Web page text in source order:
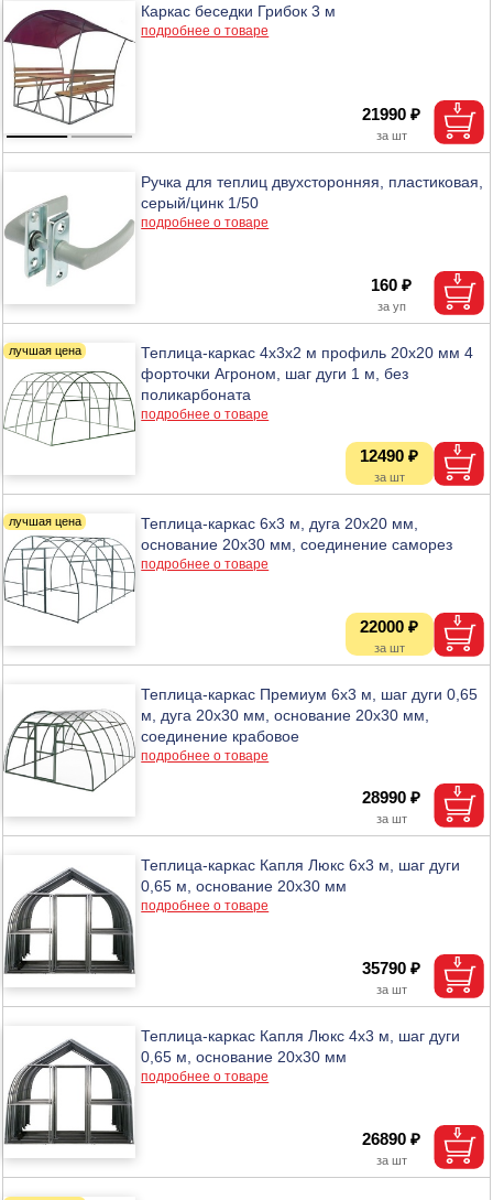
Каркас беседки Грибок 3 м
подробнее о товаре
21990 ₽
Ручка для теплиц двухсторонняя, пластиковая,
серый/цинк 1/50
подробнее о товаре
160 ₽
Теплица-каркас 4х3х2 м профиль 20х20 мм 4
форточки Агроном, шаг дуги 1 м, без
поликарбоната
подробнее о товаре
12490 ₽
Теплица-каркас 6х3 м, дуга 20х20 мм,
основание 20х30 мм, соединение саморез
подробнее о товаре
22000 ₽
Теплица-каркас Премиум 6х3 м, шаг дуги 0,65
м, дуга 20х30 мм, основание 20х30 мм,
соединение крабовое
подробнее о товаре
28990 ₽
Теплица-каркас Капля Люкс 6х3 м, шаг дуги
0,65 м, основание 20х30 мм
подробнее о товаре
35790 ₽
Теплица-каркас Капля Люкс 4х3 м, шаг дуги
0,65 м, основание 20х30 мм
подробнее о товаре
26890 ₽